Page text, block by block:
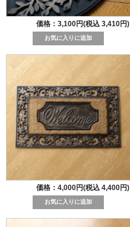
価格：3,100円(税込 3,410円)
価格：4,000円(税込 4,400円)